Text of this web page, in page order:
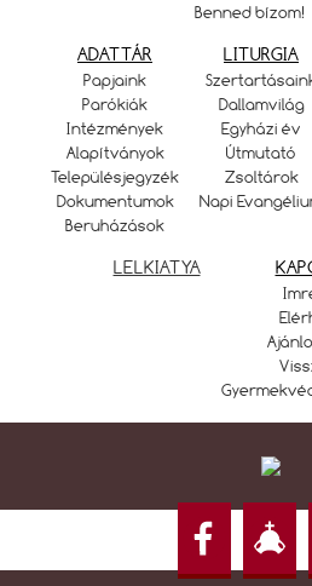
Benned bízom!
ADATTÁR
Papjaink
Parókiák
Intézmények
Alapítványok
Településjegyzék
Dokumentumok
Beruházások
LITURGIA
Dallamvilág
Egyházi év
Útmutató
Zsoltárok
Napi
LELKIATYA